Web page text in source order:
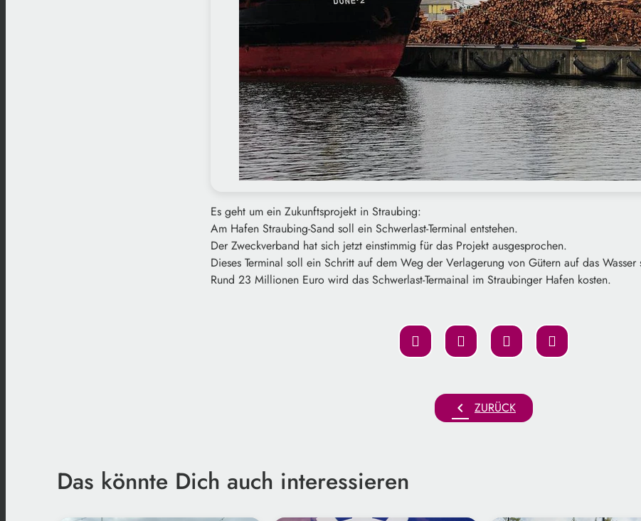
Es geht um ein Zukunftsprojekt in Straubing:
Am Hafen Straubing-Sand soll ein Schwerlast-Terminal entstehen.
Der Zweckverband hat sich jetzt einstimmig für das Projekt ausgesprochen.
Dieses Terminal soll ein Schritt auf dem Weg der Verlagerung von Gütern auf das Wasser
Rund 23 Millionen Euro wird das Schwerlast-Termainal im Straubinger Hafen kosten.
chevron_left ZURÜCK
Das könnte Dich auch interessieren